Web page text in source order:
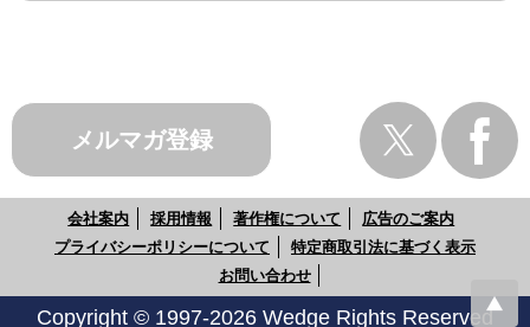
メルマガ登録
会社案内 採用情報 著作権について
広告のご案内
プライバシーポリシーについて
特定商取引法に基づく表示
お問い合わせ
Copyright © 1997-2026 Wedge Rights Reserved